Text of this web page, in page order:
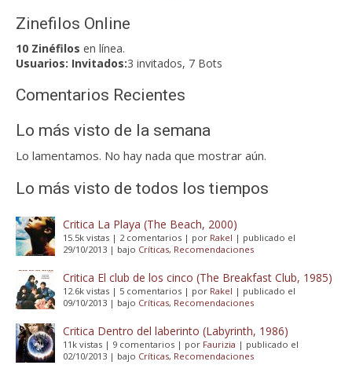
Zinefilos Online
10 Zinéfilos en línea.
Usuarios: Invitados:3 invitados, 7 Bots
Comentarios Recientes
Lo más visto de la semana
Lo lamentamos. No hay nada que mostrar aún.
Lo más visto de todos los tiempos
Critica La Playa (The Beach, 2000)
15.5k vistas | 2 comentarios | por Rakel | publicado el
29/10/2013 | bajo Críticas, Recomendaciones
Critica El club de los cinco (The Breakfast Club, 1985)
12.6k vistas | 5 comentarios | por Rakel | publicado el
09/10/2013 | bajo Críticas, Recomendaciones
Critica Dentro del laberinto (Labyrinth, 1986)
11k vistas | 9 comentarios | por Faurizia | publicado el
02/10/2013 | bajo Críticas, Recomendaciones